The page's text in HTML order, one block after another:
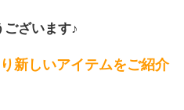
ざいます♪
新しいアイテムをご紹介